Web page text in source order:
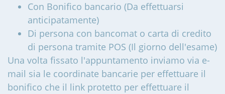
Con Bonifico bancario (Da effettuarsi
anticipatamente)
Di persona con bancomat o carta di credito
di persona tramite POS (Il giorno dell'esame)
Una volta fissato l'appuntamento inviamo via e-
mail sia le coordinate bancarie per effettuare il
bonifico che il link protetto per effettuare il